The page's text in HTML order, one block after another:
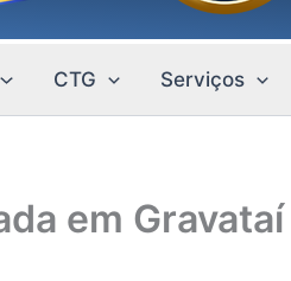
CTG Serviços
em Gravataí